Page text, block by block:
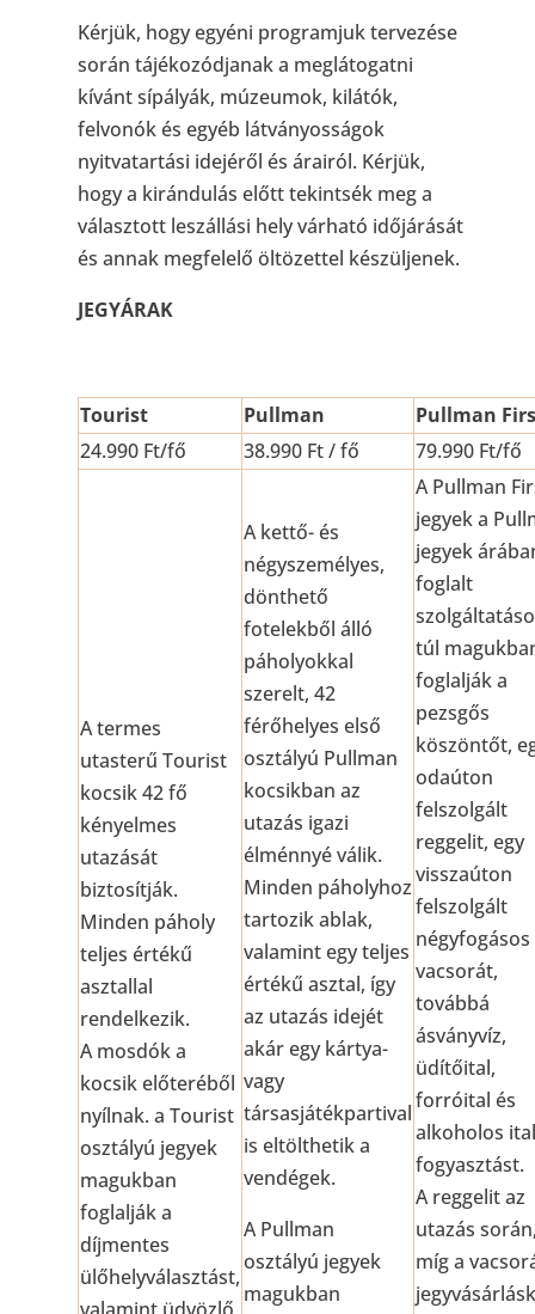
Kérjük, hogy egyéni programjuk tervezése
során tájékozódjanak a meglátogatni
kívánt sípályák, múzeumok, kilátók,
felvonók és egyéb látványosságok
nyitvatartási idejéről és árairól. Kérjük,
hogy a kirándulás előtt tekintsék meg a
választott leszállási hely várható időjárását
és annak megfelelő öltözettel készüljenek.
JEGYÁRAK
Tourist Pullman
Pullman
24.990 Ft/fő
38.990 Ft / fő 79.990 Ft/fő
A termes
utasterű Tourist
kocsik 42 fő
kényelmes
utazását
biztosítják.
Minden páholy
teljes értékű
asztallal
rendelkezik.
A mosdók a
kocsik előteréből
nyílnak. a Tourist
osztályú jegyek
magukban
foglalják a
díjmentes
ülőhelyválasztást,
A kettő- és
négyszemélyes,
dönthető
fotelekből álló
páholyokkal
szerelt, 42
férőhelyes első
osztályú Pullman
kocsikban az
utazás igazi
élménnyé válik.
Minden páholyhoz
tartozik ablak,
valamint egy teljes
értékű asztal, így
az utazás idejét
akár egy kártya-
vagy
társasjátékpartival
is eltölthetik a
vendégek.
A Pullman
osztályú jegyek
magukban
A Pullman
jegyek a
jegyek
foglalt
túl
foglalják a
pezsgős
köszöntőt,
odaúton
felszolgált
reggelit, egy
visszaúton
felszolgált
négyfogásos
vacsorát,
továbbá
ásványvíz,
üdítőital,
forróital és
alkoholos ital
fogyasztást.
A reggelit az
utazás
míg a